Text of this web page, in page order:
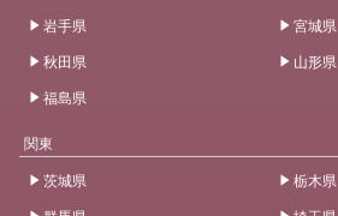
岩手県
宮城県
秋田県
山形県
福島県
関東
茨城県
栃木県